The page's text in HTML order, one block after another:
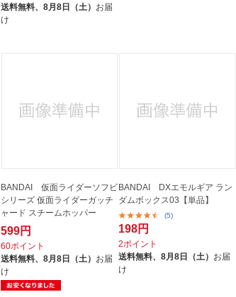
送料無料、 8月8日（土） お届
け
BANDAI 仮面ライダーソフビ
シリーズ 仮面ライダーガッチ
ャード スチームホッパー
599円
60ポイント
送料無料、 8月8日（土） お届
け
BANDAI DXエモルギア ラン
ダムボックス03【単品】
(5)
198円
2ポイント
送料無料、8月8日（土） お届
け